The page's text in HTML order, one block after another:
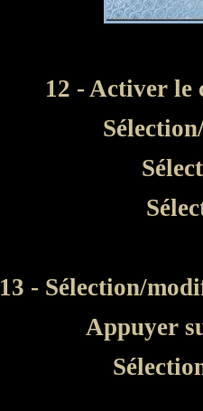
12 - Activer le
13 - Sélection/
Appuyer